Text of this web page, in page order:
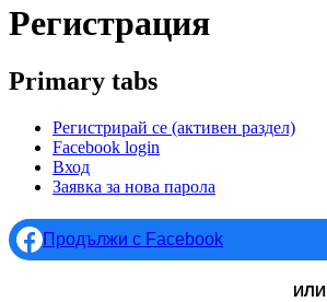
Регистрация
Primary tabs
Регистрирай се (активен раздел)
Facebook login
Вход
Заявка за нова парола
Продължи с Facebook
ИЛИ